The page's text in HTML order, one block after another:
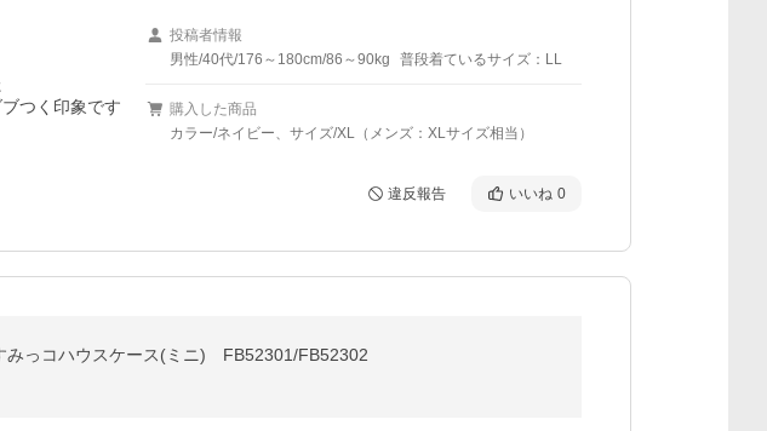
つく印象です
投稿者情報
男性/40代/176～180cm/86～90kg
普段着ているサイズ：LL
購入した商品
カラー/ネイビー、サイズ/XL（メンズ：XLサイズ相当）
違反報告 いいね 0
みっコハウスケース(ミニ) FB52301/FB52302